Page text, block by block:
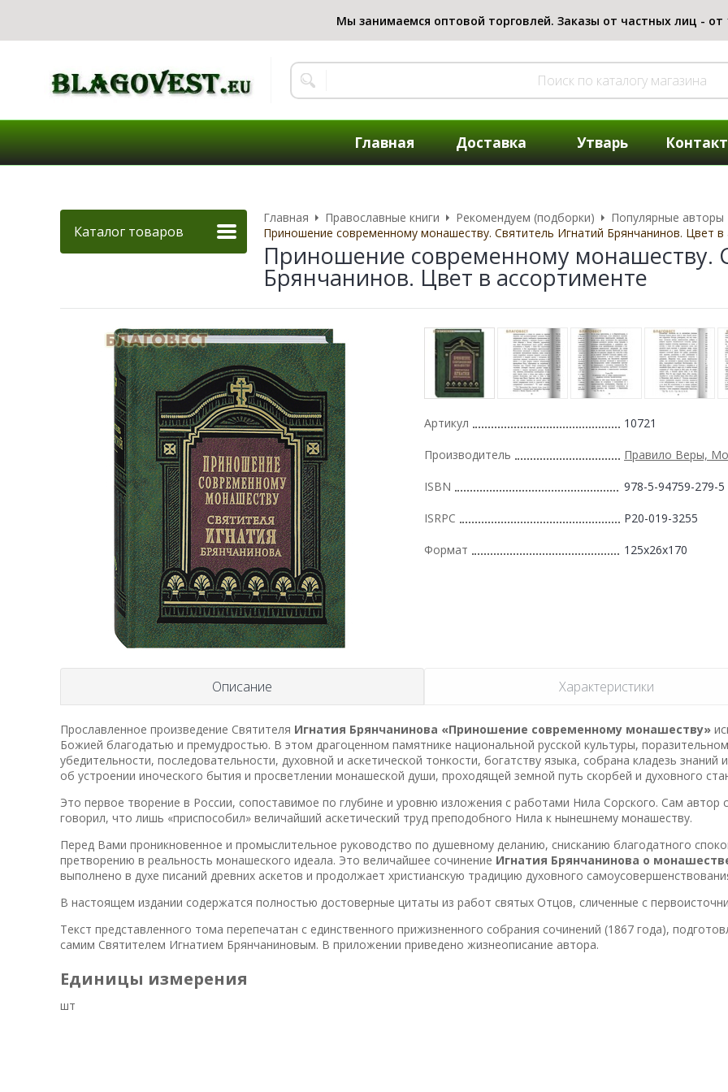
Главная Доставка Утварь
Каталог товаров
Главная Православные книги Рекомендуем (подборки)
Популярные авторы
Приношение современному монашеству. Святитель Игнатий Брянчанинов. Цвет в
Приношение современному монашеству.
Брянчанинов. Цвет в ассортименте
Артикул 10721
Производитель Правило Веры,
ISBN 978-5-94759-279-5
ISRPC Р20-019-3255
Формат 125x26x170
Описание Характеристики
Прославленное произведение Святителя Игнатия Брянчанинова «Приношение современному монашеству»
Божией благодатью и премудростью. В этом драгоценном памятнике национальной русской культуры,
убедительности, последовательности, духовной и аскетической тонкости, богатству языка, собрана кладезь знаний
об устроении иноческого бытия и просветлении монашеской души, проходящей земной путь скорбей и духовного
Это первое творение в России, сопоставимое по глубине и уровню изложения с работами Нила Сорского. Сам автор
говорил, что лишь «приспособил» величайший аскетический труд преподобного Нила к нынешнему монашеству.
Перед Вами проникновенное и промыслительное руководство по душевному деланию, снисканию благодатного
претворению в реальность монашеского идеала. Это величайшее сочинение Игнатия Брянчанинова о
выполнено в духе писаний древних аскетов и продолжает христианскую традицию духовного
В настоящем издании содержатся полностью достоверные цитаты из работ святых Отцов, сличенные с
Текст представленного тома перепечатан с единственного прижизненного собрания сочинений (1867 года),
самим Святителем Игнатием Брянчаниновым. В приложении приведено жизнеописание автора.
Единицы измерения
шт